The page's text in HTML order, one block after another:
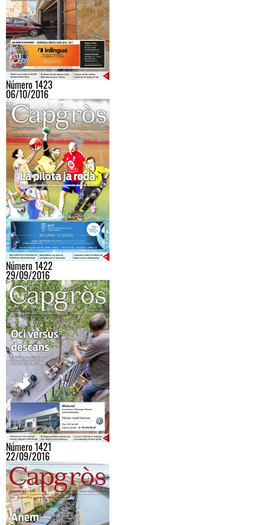
Número 1423
06/10/2016
Número 1422
29/09/2016
Número 1421
22/09/2016